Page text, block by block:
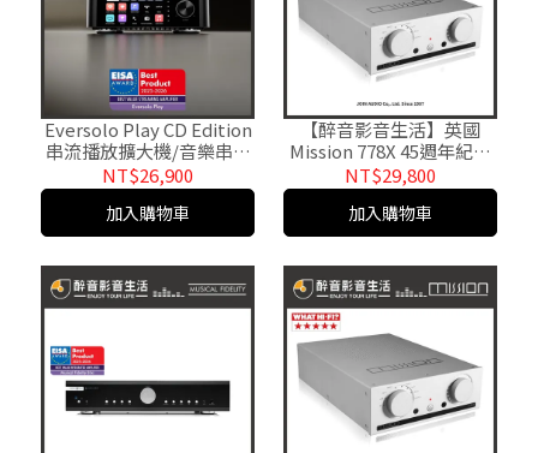
Eversolo Play CD Edition
串流播放擴大機/音樂串流
擴音機.台灣公司貨
NT$26,900
加入購物車
【醉音影音生活】英國
Mission 778X 45週年紀念
款綜合擴大機.台灣公司貨
NT$29,800
加入購物車